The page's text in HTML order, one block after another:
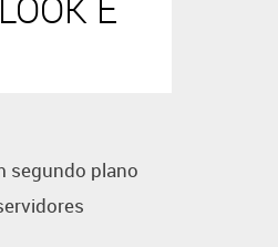
segundo plano